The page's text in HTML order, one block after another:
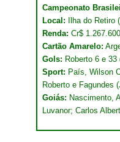
Campeonato
Local:
Ilha do Retiro
Renda: Cr$
Cartão Amarelo:
Gols: Roberto 6 e
Sport: País, Wilson
Roberto e Fagundes
Goiás: Nascimento,
Luvanor; Carlos